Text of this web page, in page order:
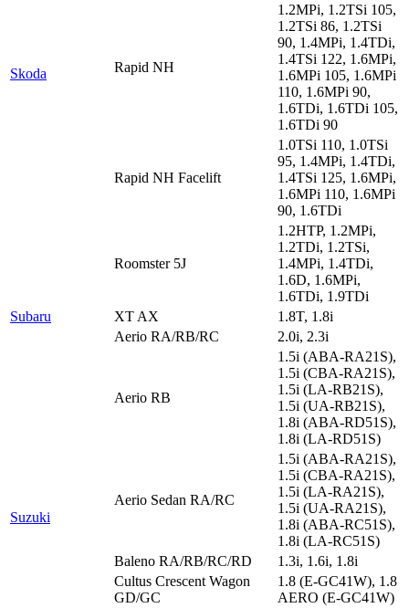
Skoda Rapid NH
1.2MPi, 1.2TSi 105,
1.2TSi 86, 1.2TSi
90, 1.4MPi, 1.4TDi,
1.4TSi 122, 1.6MPi,
1.6MPi 105, 1.6MPi
110, 1.6MPi 90,
1.6TDi, 1.6TDi 105,
1.6TDi 90
Rapid NH Facelift
1.0TSi 110, 1.0TSi
95, 1.4MPi, 1.4TDi,
1.4TSi 125, 1.6MPi,
1.6MPi 110, 1.6MPi
90, 1.6TDi
Roomster 5J
1.2HTP, 1.2MPi,
1.2TDi, 1.2TSi,
1.4MPi, 1.4TDi,
1.6D, 1.6MPi,
1.6TDi, 1.9TDi
Subaru
XT AX 1.8T, 1.8i
Suzuki
Aerio RA/RB/RC 2.0i, 2.3i
Aerio RB
1.5i (ABA-RA21S),
1.5i (CBA-RA21S),
1.5i (LA-RB21S),
1.5i (UA-RB21S),
1.8i (ABA-RD51S),
1.8i (LA-RD51S)
Aerio Sedan RA/RC
1.5i (ABA-RA21S),
1.5i (CBA-RA21S),
1.5i (LA-RA21S),
1.5i (UA-RA21S),
1.8i (ABA-RC51S),
1.8i (LA-RC51S)
Baleno RA/RB/RC/RD
1.3i, 1.6i, 1.8i
Cultus Crescent Wagon
GD/GC
1.8 (E-GC41W), 1.8
AERO (E-GC41W)